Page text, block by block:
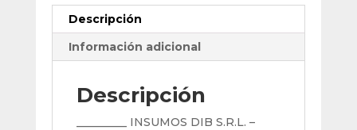
cantidad
Descripción
Información adicional
Descripción
_________ INSUMOS DIB S.R.L. –